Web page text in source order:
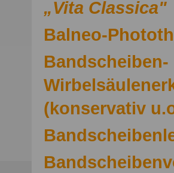
„Vita Classica"
Balneo-
Bandscheiben-
(konservativ